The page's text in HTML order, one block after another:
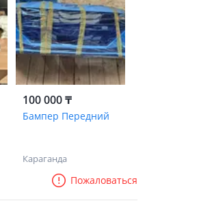
100 000 ₸
Бампер Передний
Караганда
Пожаловаться